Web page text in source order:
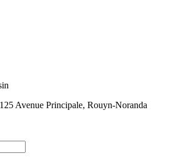
125 Avenue Principale, Rouyn-Noranda